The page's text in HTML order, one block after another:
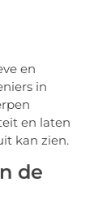
en
in
en laten
kan zien.
de